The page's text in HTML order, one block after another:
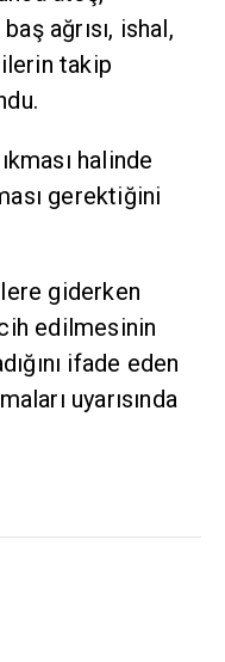
ağrısı, ishal,
takip
halinde
gerektiğini
giderken
edilmesinin
ifade eden
uyarısında